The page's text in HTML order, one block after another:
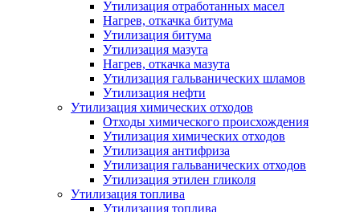
Утилизация отработанных масел
Нагрев, откачка битума
Утилизация битума
Утилизация мазута
Нагрев, откачка мазута
Утилизация гальванических шламов
Утилизация нефти
Утилизация химических отходов
Отходы химического происхождения
Утилизация химических отходов
Утилизация антифриза
Утилизация гальванических отходов
Утилизация этилен гликоля
Утилизация топлива
Утилизация топлива